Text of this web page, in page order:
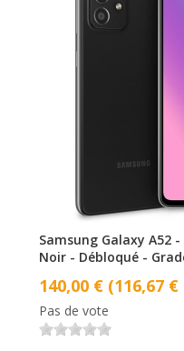
Samsung Galaxy A52
Noir - Débloqué -
140,00 € (116,67
Pas de vote